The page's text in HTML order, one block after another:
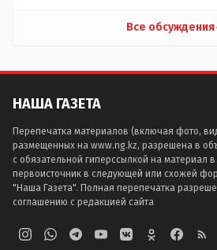
Все обсуждения
НАША ГАЗЕТА
Перепечатка материалов (включая фото,
размещенных на www.ng.kz, разрешена в
с обязательной гиперссылкой на материал
первоисточник в следующей или схожей
"Наша Газета". Полная перепечатка
соглашению с редакцией сайта